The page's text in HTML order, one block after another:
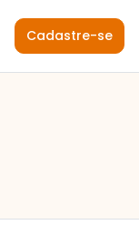
Cadastre-se